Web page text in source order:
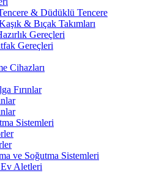
& Düdüklü Tencere
& Bıçak Takımları
Gereçleri
Gereçleri
Cihazları
Fırınlar
Sistemleri
ve Soğutma Sistemleri
Aletleri